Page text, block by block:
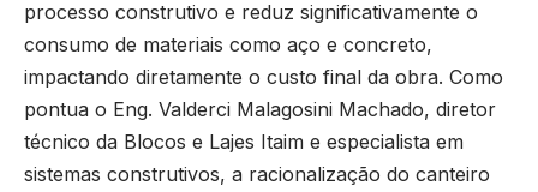
processo construtivo e reduz significativamente o
consumo de materiais como aço e concreto,
impactando diretamente o custo final da obra. Como
pontua o Eng. Valderci Malagosini Machado, diretor
técnico da Blocos e Lajes Itaim e especialista em
sistemas construtivos, a racionalização do canteiro